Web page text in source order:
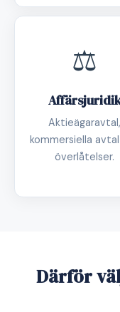
⚖️
Aktieägaravtal,
kommersiella
överlåtelser.
Därför